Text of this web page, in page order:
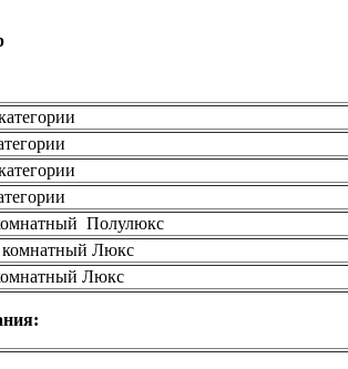
Полулюкс
комнатный Люкс
Люкс